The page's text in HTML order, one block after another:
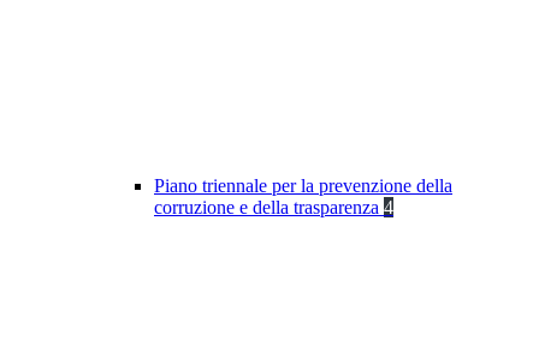
Piano triennale per la prevenzione della
corruzione e della trasparenza 4